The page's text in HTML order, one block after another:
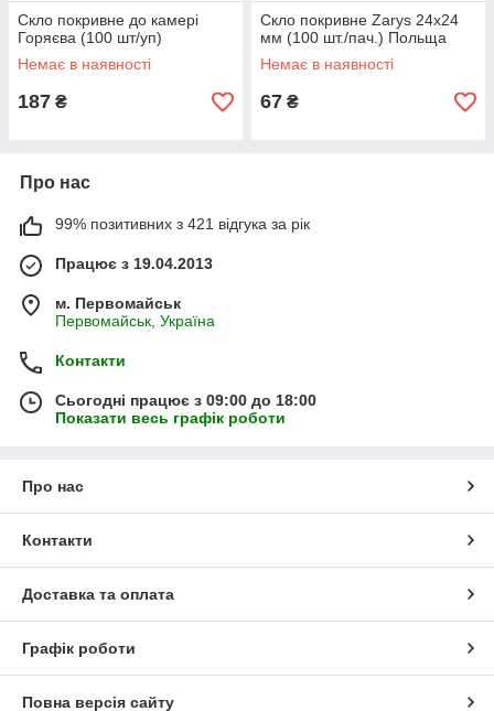
Скло покривне до камері
Горяєва (100 шт/уп)
Немає в наявності
187 ₴
Скло покривне Zarys 24х24
мм (100 шт./пач.) Польща
Немає в наявності
67 ₴
Про нас
99% позитивних з 421 відгука за рік
Працює з 19.04.2013
м. Первомайськ
Первомайськ, Україна
Контакти
Сьогодні працює з 09:00 до 18:00
Показати весь графік роботи
Про нас
Контакти
Доставка та оплата
Графік роботи
Повна версія сайту